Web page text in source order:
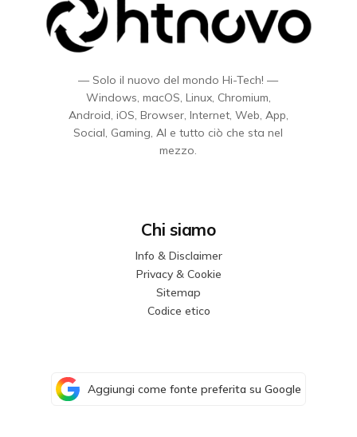
— Solo il nuovo del mondo Hi-Tech! —
Windows, macOS, Linux, Chromium,
Android, iOS, Browser, Internet, Web, App,
Social, Gaming, AI e tutto ciò che sta nel
mezzo.
Chi siamo
Info & Disclaimer
Privacy & Cookie
Sitemap
Codice etico
Aggiungi come fonte preferita su Google